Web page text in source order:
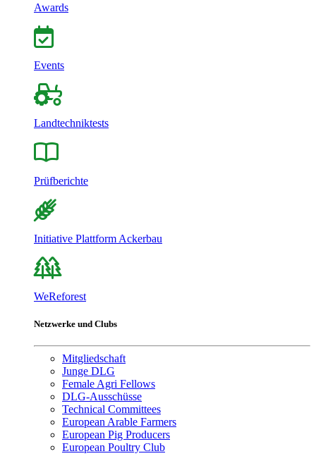
Awards
Events
Landtechniktests
Prüfberichte
Initiative Plattform Ackerbau
WeReforest
Netzwerke und Clubs
Mitgliedschaft
Junge DLG
Female Agri Fellows
DLG-Ausschüsse
Technical Committees
European Arable Farmers
European Pig Producers
European Poultry Club